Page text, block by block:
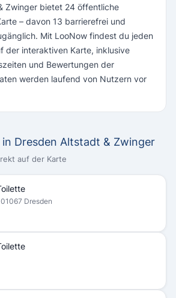
Zwinger bietet 24 öffentliche
– davon 13 barrierefrei und
Mit LooNow findest du jeden
der interaktiven Karte, inklusive
und Bewertungen der
werden laufend von Nutzern vor
Dresden Altstadt & Zwinger
auf der Karte
Dresden